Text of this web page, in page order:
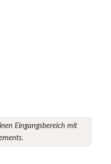
Eingangsbereich mit